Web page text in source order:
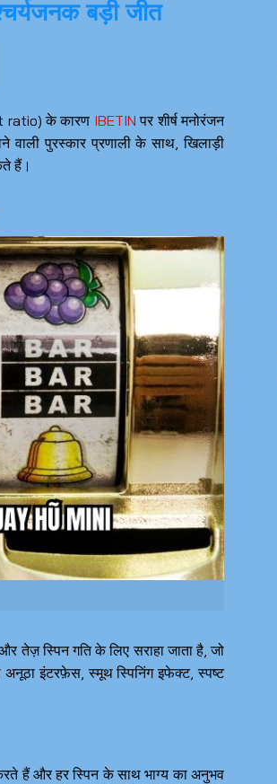
बड़ी जीत
ratio) के कारण IBETIN पर शीर्ष मनोरंजन
वाली पुरस्कार प्रणाली के साथ, खिलाड़ी
हैं।
स्पिन गति के लिए सराहा जाता है, जो
इंटरफ़ेस, स्मूथ स्पिनिंग इफेक्ट, स्पष्ट
हैं और हर स्पिन के साथ भाग्य का अनुभव